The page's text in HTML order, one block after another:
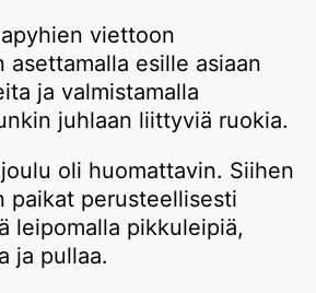
viettoon
asettamalla esille asiaan
ja valmistamalla
juhlaan liittyviä ruokia.
oli huomattavin. Siihen
paikat perusteellisesti
leipomalla pikkuleipiä,
ja pullaa.